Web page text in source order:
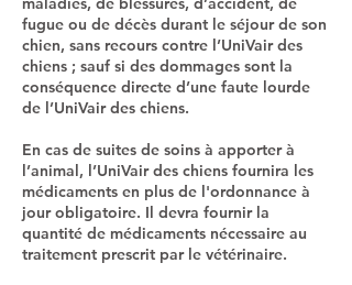
fugue ou de décès durant le séjour de son
chien, sans recours contre l’UniVair des
chiens ; sauf si des dommages sont la
conséquence directe d’une faute lourde
de l’UniVair des chiens.
En cas de suites de soins à apporter à
l’animal, l’UniVair des chiens fournira les
médicaments en plus de l'ordonnance à
jour obligatoire. Il devra fournir la
quantité de médicaments nécessaire au
traitement prescrit par le vétérinaire.